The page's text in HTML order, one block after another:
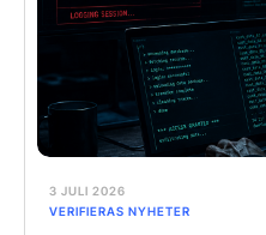
3 JULI 2026
VERIFIERAS NYHETER